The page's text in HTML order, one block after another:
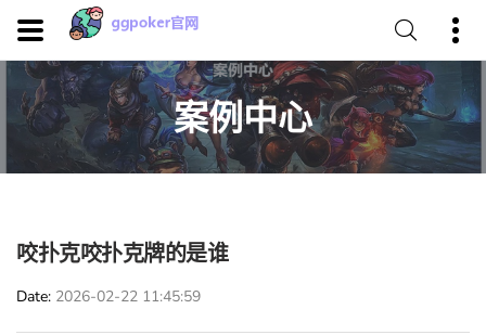
案例中心
咬扑克咬扑克牌的是谁
Date 2026-02-22 11:45:59